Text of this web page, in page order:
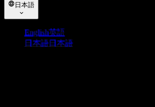
日本語
English英語
日本語日本語